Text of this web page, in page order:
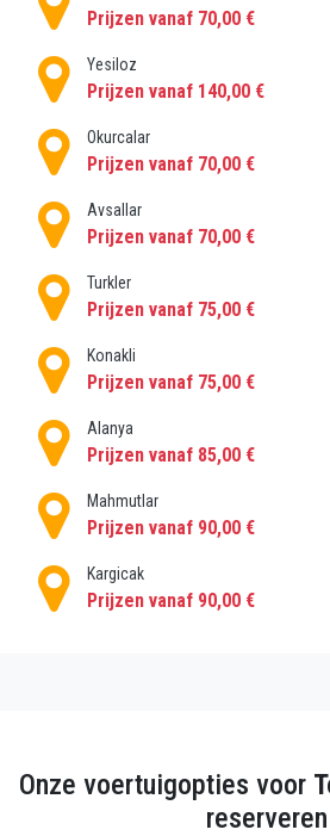
Prijzen vanaf 70,00 €
Yesiloz
Prijzen vanaf 140,00 €
Okurcalar
Prijzen vanaf 70,00 €
Avsallar
Prijzen vanaf 70,00 €
Turkler
Prijzen vanaf 75,00 €
Konakli
Prijzen vanaf 75,00 €
Alanya
Prijzen vanaf 85,00 €
Mahmutlar
Prijzen vanaf 90,00 €
Kargicak
Prijzen vanaf 90,00 €
Onze voertuigopties voor
reserveren